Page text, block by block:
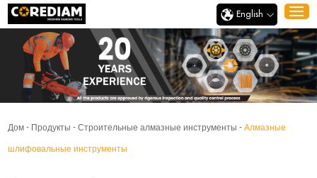
English
Дом - Продукты -Строительные алмазные инструменты -Алмазные
шлифовальные инструменты